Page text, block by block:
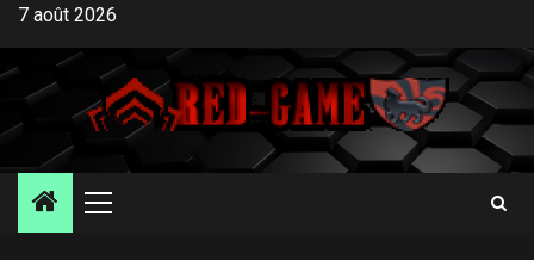
Aller
contenu
7 août 2026
Menu